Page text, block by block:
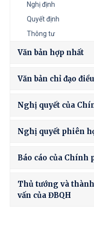
Nghị định
Quyết định
Thông tư
Văn bản hợp nhất
Văn bản chỉ đạo
Nghị quyết của
Nghị quyết phiên
Báo cáo của Chính
Thủ tướng và
vấn của ĐBQH